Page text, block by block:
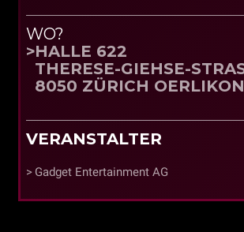
WO?
HALLE 622
THERESE-GIEHSE-
8050 ZÜRICH OERLIKON
VERANSTALTER
Gadget Entertainment AG